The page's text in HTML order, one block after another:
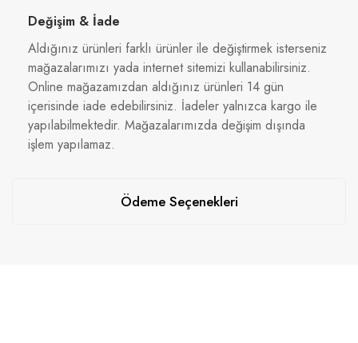
Değişim & İade
Aldığınız ürünleri farklı ürünler ile değiştirmek isterseniz
mağazalarımızı yada internet sitemizi kullanabilirsiniz.
Online mağazamızdan aldığınız ürünleri 14 gün
içerisinde iade edebilirsiniz. İadeler yalnızca kargo ile
yapılabilmektedir. Mağazalarımızda değişim dışında
işlem yapılamaz.
Ödeme Seçenekleri